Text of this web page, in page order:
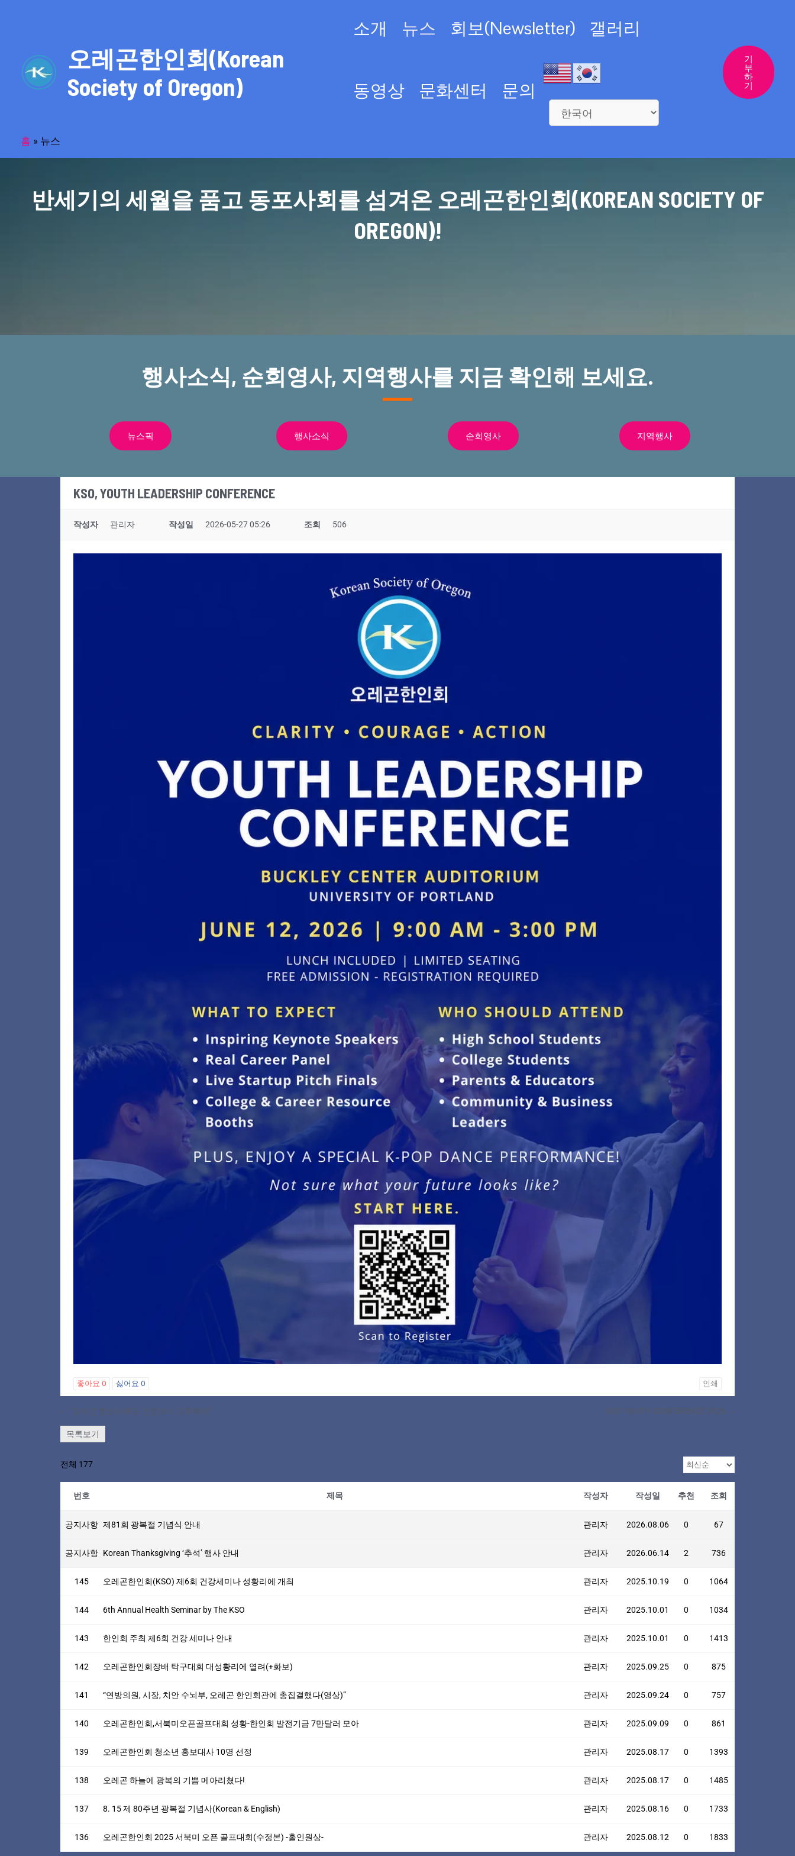
오레곤한인회(Korean
Society of Oregon)
소개 뉴스 회보(Newsletter) 갤러리
동영상 문화센터 문의
기
부
하
기
홈 » 뉴스
반세기의 세월을 품고 동포사회를 섬겨온 오레곤한인회(KOREAN SOCIETY OF
OREGON)!
행사소식, 순회영사, 지역행사를 지금 확인해 보세요.
뉴스픽 행사소식 순회영사 지역행사
KSO, YOUTH LEADERSHIP CONFERENCE
작성자 관리자 작성일 2026-05-27 05:26 조회 506
좋아요 0 싫어요 0 인쇄
« “오리건 한인사회도 안전의식 고취해야” KSO YOUTH CONFERENCE 2026 »
목록보기
전체 177
번호 제목 작성자 작성일 추천 조회
공지사항 제81회 광복절 기념식 안내 관리자 2026.08.06 0 67
공지사항 Korean Thanksgiving ‘추석’ 행사 안내 관리자 2026.06.14 2 736
145 오레곤한인회(KSO) 제6회 건강세미나 성황리에 개최 관리자 2025.10.19 0 1064
144 6th Annual Health Seminar by The KSO 관리자 2025.10.01 0 1034
143 한인회 주최 제6회 건강 세미나 안내 관리자 2025.10.01 0 1413
142 오레곤한인회장배 탁구대회 대성황리에 열려(+화보) 관리자 2025.09.25 0 875
141 “연방의원, 시장, 치안 수뇌부, 오레곤 한인회관에 총집결했다(영상)” 관리자 2025.09.24 0 757
140 오레곤한인회,서북미오픈골프대회 성황-한인회 발전기금 7만달러 모아 관리자 2025.09.09 0 861
139 오레곤한인회 청소년 홍보대사 10명 선정 관리자 2025.08.17 0 1393
138 오레곤 하늘에 광복의 기쁨 메아리쳤다! 관리자 2025.08.17 0 1485
137 8. 15 제 80주년 광복절 기념사(Korean & English) 관리자 2025.08.16 0 1733
136 오레곤한인회 2025 서북미 오픈 골프대회(수정본) -홀인원상- 관리자 2025.08.12 0 1833